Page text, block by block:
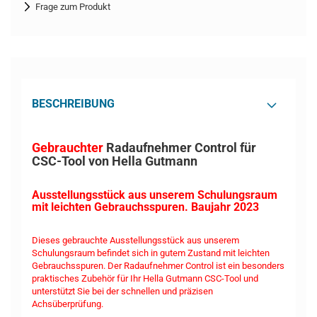
Frage zum Produkt
BESCHREIBUNG
Gebrauchter Radaufnehmer Control für
CSC-Tool von Hella Gutmann
Ausstellungsstück aus unserem Schulungsraum
mit leichten Gebrauchsspuren. Baujahr 2023
Dieses gebrauchte Ausstellungsstück aus unserem
Schulungsraum befindet sich in gutem Zustand mit leichten
Gebrauchsspuren. Der Radaufnehmer Control ist ein besonders
praktisches Zubehör für Ihr Hella Gutmann CSC-Tool und
unterstützt Sie bei der schnellen und präzisen
Achsüberprüfung.